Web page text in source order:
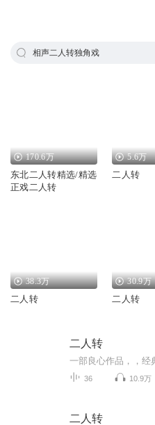
相声二人转独角戏
170.6万
东北二人转精选/精选
正戏二人转
5.6万
二人转
38.3万
二人转
30.9万
二人转
二人转
36 10.9万
二人转